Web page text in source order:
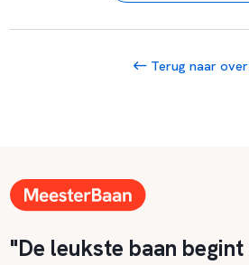
Terug naar
"De leukste baan